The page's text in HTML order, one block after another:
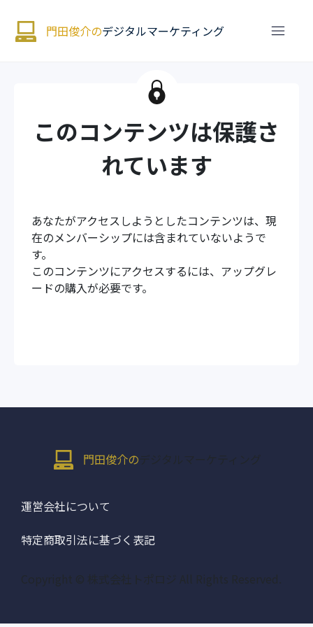
門田俊介のデジタルマーケティング
このコンテンツは保護さ
れています
あなたがアクセスしようとしたコンテンツは、現
在のメンバーシップには含まれていないようで
す。
このコンテンツにアクセスするには、アップグレ
ードの購入が必要です。
門田俊介の デジタルマーケティング
運営会社について
特定商取引法に基づく表記
Copyright © 株式会社トポロジ All Rights Reserved.